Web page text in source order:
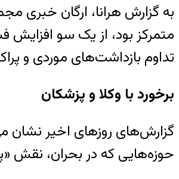
به گزارش هرانا، ارگان خبری
متمرکز بود، از یک سو افزایش
تداوم بازداشت‌های موردی و
برخورد با وکلا و پزشکان
گزارش‌های روزهای اخیر نشان
حوزه‌هایی که در بحران، نقش